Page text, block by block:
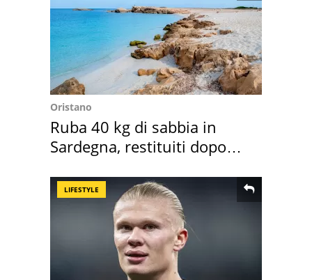
Oristano
Ruba 40 kg di sabbia in
Sardegna, restituiti dopo
LIFESTYLE